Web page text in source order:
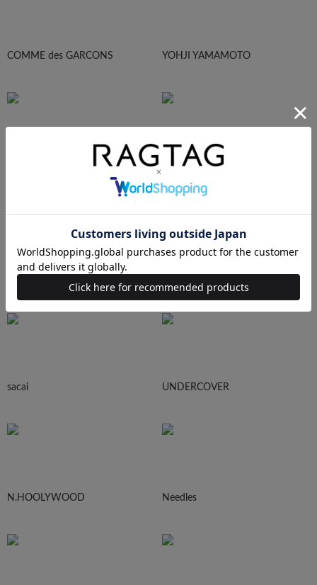
COMME des GARCONS YOHJI YAMAMOTO
HOMME PLISEE
AURALEE Maison MIHARA YASUHIRO
sacai UNDERCOVER
N.HOOLYWOOD Needles